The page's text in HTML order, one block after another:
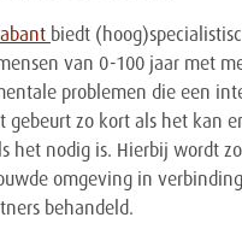
biedt
van 0-100 jaar met
problemen die een
gebeurt zo kort als het kan
het nodig is. Hierbij wordt
omgeving in
behandeld.